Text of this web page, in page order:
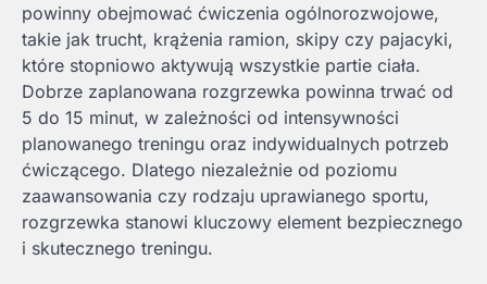
powinny obejmować ćwiczenia ogólnorozwojowe,
takie jak trucht, krążenia ramion, skipy czy pajacyki,
które stopniowo aktywują wszystkie partie ciała.
Dobrze zaplanowana rozgrzewka powinna trwać od
5 do 15 minut, w zależności od intensywności
planowanego treningu oraz indywidualnych potrzeb
ćwiczącego. Dlatego niezależnie od poziomu
zaawansowania czy rodzaju uprawianego sportu,
rozgrzewka stanowi kluczowy element bezpiecznego
i skutecznego treningu.